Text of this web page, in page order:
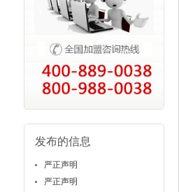
发布的信息
严正声明
严正声明